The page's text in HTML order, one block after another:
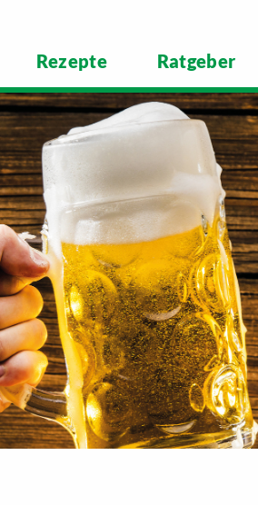
Rezepte Ratgeber